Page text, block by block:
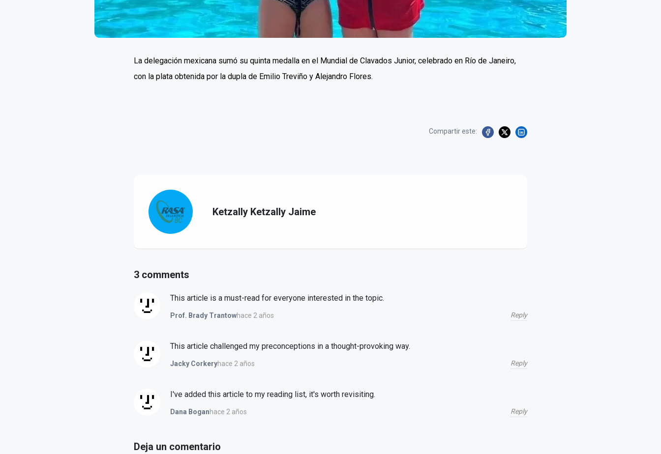
La delegación mexicana sumó su quinta medalla en el Mundial de Clavados Junior, celebrado en Río de Janeiro,
con la plata obtenida por la dupla de Emilio Treviño y Alejandro Flores.
Compartir este:
Ketzally Ketzally Jaime
3 comments
This article is a must-read for everyone interested in the topic.
Prof. Brady Trantowhace 2 años Reply
This article challenged my preconceptions in a thought-provoking way.
Jacky Corkeryhace 2 años Reply
I've added this article to my reading list, it's worth revisiting.
Dana Boganhace 2 años Reply
Deja un comentario